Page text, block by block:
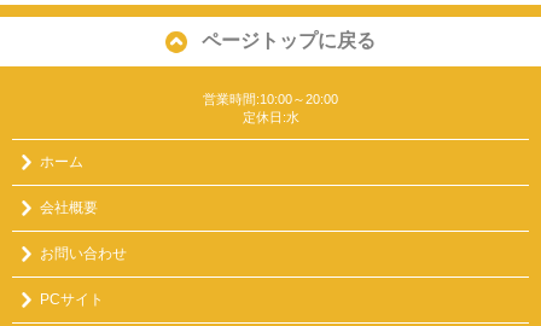
ページトップに戻る
営業時間:10:00～20:00
定休日:水
ホーム
会社概要
お問い合わせ
PCサイト